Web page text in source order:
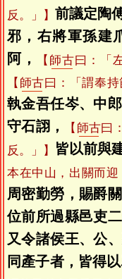
反。」】 前議定陶
邪，右將軍孫建
阿，
【 師古曰：「
【 師古曰：「謂奉
執金吾任岑、中
守石詡，
【 師古曰
反。」】 皆以前與
本在中山，出關而
周密勤勞，賜爵
位前所過縣邑吏
又令諸侯王、公
同產子者，皆得以